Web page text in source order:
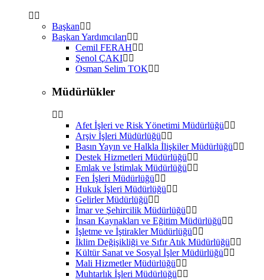
Başkan
Başkan Yardımcıları
Cemil FERAH
Şenol ÇAKI
Osman Selim TOK
Müdürlükler
Afet İşleri ve Risk Yönetimi Müdürlüğü
Arşiv İşleri Müdürlüğü
Basın Yayın ve Halkla İlişkiler Müdürlüğü
Destek Hizmetleri Müdürlüğü
Emlak ve İstimlak Müdürlüğü
Fen İşleri Müdürlüğü
Hukuk İşleri Müdürlüğü
Gelirler Müdürlüğü
İmar ve Şehircilik Müdürlüğü
İnsan Kaynakları ve Eğitim Müdürlüğü
İşletme ve İştirakler Müdürlüğü
İklim Değişikliği ve Sıfır Atık Müdürlüğü
Kültür Sanat ve Sosyal İşler Müdürlüğü
Mali Hizmetler Müdürlüğü
Muhtarlık İşleri Müdürlüğü